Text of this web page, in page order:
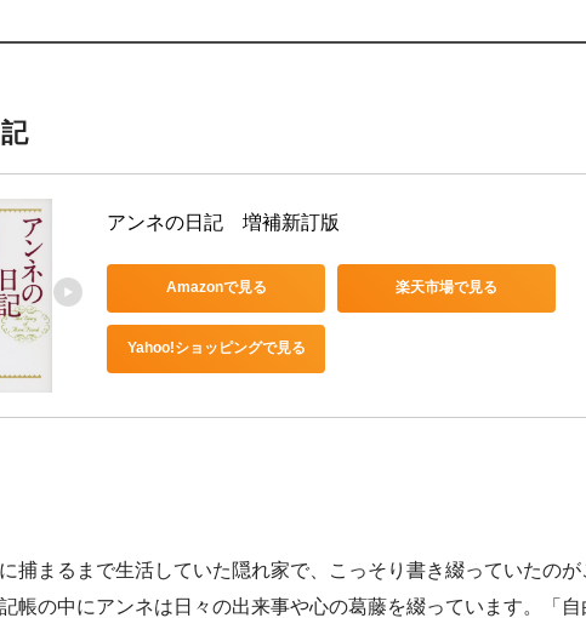
アンネの日記　増補新訂版
Amazonで見る 楽天市場で見る
Yahoo!ショッピングで見る
捕まるまで生活していた隠れ家で、こっそり書き綴っていたの
帳の中にアンネは日々の出来事や心の葛藤を綴っています。「自